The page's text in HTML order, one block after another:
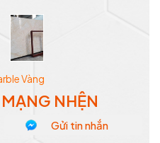
Vàng
NHỆN
Gửi tin nhắn